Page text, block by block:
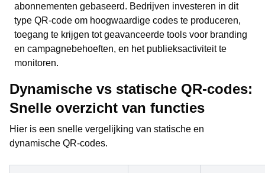
abonnementen gebaseerd. Bedrijven investeren in dit
type QR-code om hoogwaardige codes te produceren,
toegang te krijgen tot geavanceerde tools voor branding
en campagnebehoeften, en het publieksactiviteit te
monitoren.
Dynamische vs statische QR-codes:
Snelle overzicht van functies
Hier is een snelle vergelijking van statische en
dynamische QR-codes.